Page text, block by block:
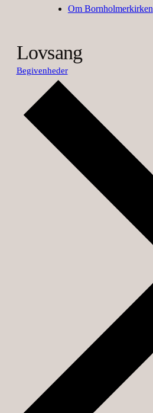
Om Bornholmerkirken
Lovsang
Begivenheder